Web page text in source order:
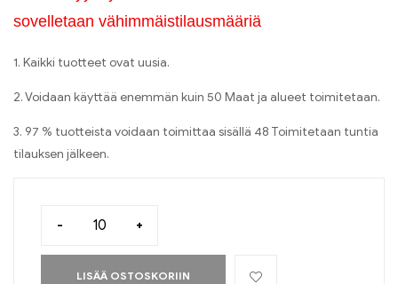
sovelletaan vähimmäistilausmääriä
1. Kaikki tuotteet ovat uusia.
2. Voidaan käyttää enemmän kuin 50 Maat ja alueet toimitetaan.
3. 97 % tuotteista voidaan toimittaa sisällä 48 Toimitetaan tuntia
tilauksen jälkeen.
- +
LISÄÄ OSTOSKORIIN